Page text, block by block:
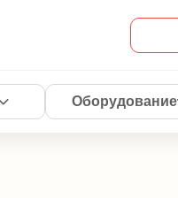
Оборудование